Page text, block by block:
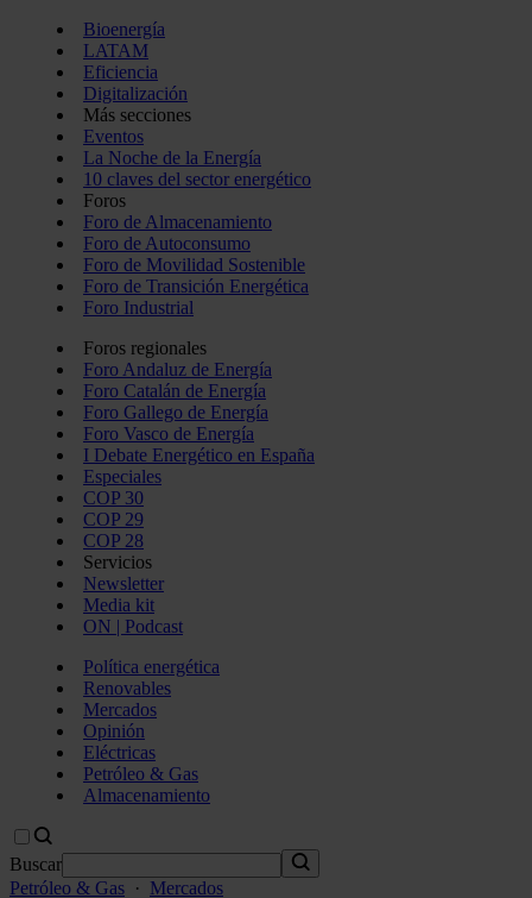
Bioenergía
LATAM
Eficiencia
Digitalización
Más secciones
Eventos
La Noche de la Energía
10 claves del sector energético
Foros
Foro de Almacenamiento
Foro de Autoconsumo
Foro de Movilidad Sostenible
Foro de Transición Energética
Foro Industrial
Foros regionales
Foro Andaluz de Energía
Foro Catalán de Energía
Foro Gallego de Energía
Foro Vasco de Energía
I Debate Energético en España
Especiales
COP 30
COP 29
COP 28
Servicios
Newsletter
Media kit
ON | Podcast
Política energética
Renovables
Mercados
Opinión
Eléctricas
Petróleo & Gas
Almacenamiento
Buscar
Petróleo & Gas · Mercados